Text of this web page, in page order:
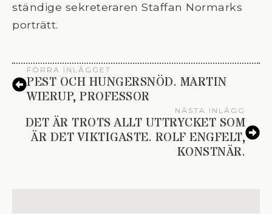
ständige sekreteraren Staffan Normarks
porträtt.
FÖRRA INLÄGGET
PEST OCH HUNGERSNÖD. MARTIN
WIERUP, PROFESSOR
NÄSTA INLÄGG
DET ÄR TROTS ALLT UTTRYCKET SOM
ÄR DET VIKTIGASTE. ROLF ENGFELT,
KONSTNÄR.